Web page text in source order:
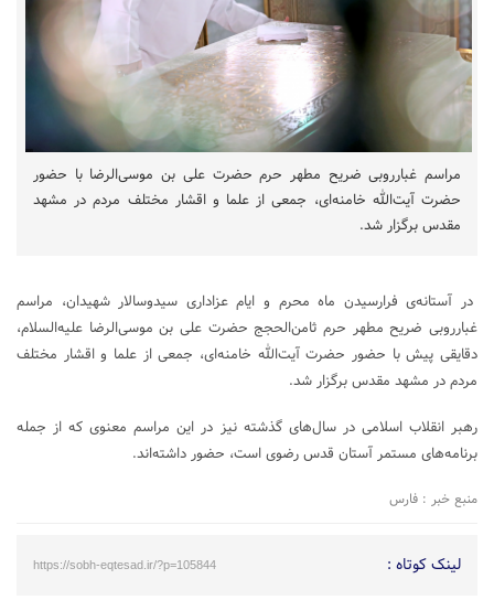
مراسم غبارروبی ضریح مطهر حرم حضرت علی بن موسی‌الرضا با حضور
حضرت آیت‌الله خامنه‌ای، جمعی از علما و اقشار مختلف مردم در مشهد
مقدس برگزار شد.
در آستانه‌ی فرارسیدن ماه محرم و ایام عزاداری سیدوسالار شهیدان، مراسم
غبارروبی ضریح مطهر حرم ثامن‌الحجج حضرت علی بن موسی‌الرضا علیه‌السلام،
دقایقی پیش با حضور حضرت آیت‌الله خامنه‌ای، جمعی از علما و اقشار مختلف
مردم در مشهد مقدس برگزار شد.
رهبر انقلاب اسلامی در سال‌های گذشته نیز در این مراسم معنوی که از جمله
برنامه‌های مستمر آستان قدس رضوی است، حضور داشته‌اند.
منبع خبر : فارس
لینک کوتاه : https://sobh-eqtesad.ir/?p=105844